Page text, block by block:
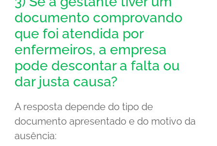
documento comprovando
que foi atendida por
enfermeiros, a empresa
pode descontar a falta ou
dar justa causa?
A resposta depende do tipo de
documento apresentado e do motivo da
ausência: